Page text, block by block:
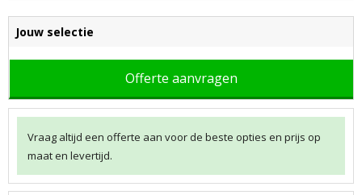
Jouw selectie
Offerte aanvragen
Vraag altijd een offerte aan voor de beste opties en prijs op
maat en levertijd.